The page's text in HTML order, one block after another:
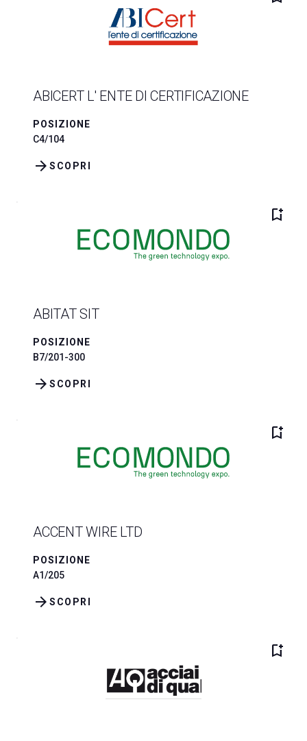
ABICERT L' ENTE DI CERTIFICAZIONE
POSIZIONE
C4/104
SCOPRI
arrow_forward
bookmark_add
ABITAT SIT
POSIZIONE
B7/201-300
SCOPRI
arrow_forward
bookmark_add
ACCENT WIRE LTD
POSIZIONE
A1/205
SCOPRI
arrow_forward
bookmark_add